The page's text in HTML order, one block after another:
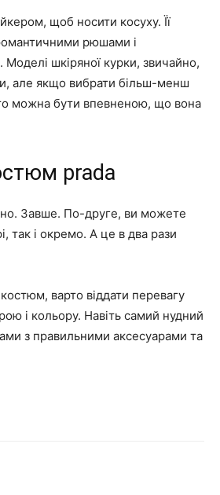
щоб носити косуху. Її
рюшами і
шкіряної курки, звичайно,
але якщо вибрати більш-менш
можна бути впевненою, що вона
prada
Завше. По-друге, ви можете
так і окремо. А це в два рази
варто віддати перевагу
і кольору. Навіть самий нудний
з правильними аксесуарами та